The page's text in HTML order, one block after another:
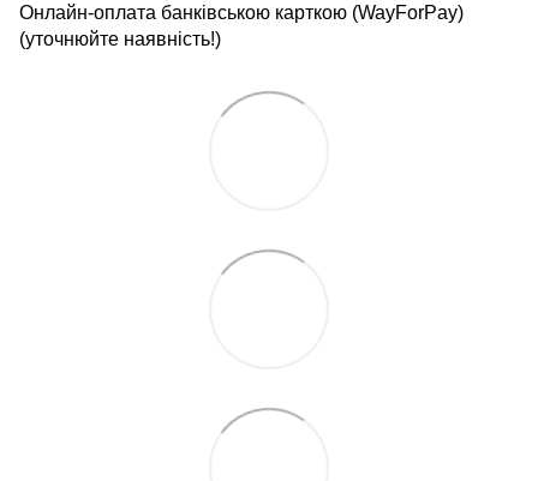
Онлайн-оплата банківською карткою (WayForPay)
(уточнюйте наявність!)